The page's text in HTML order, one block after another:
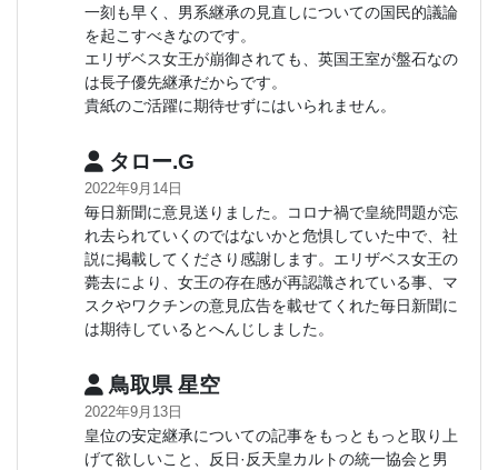
一刻も早く、男系継承の見直しについての国民的議論
を起こすべきなのです。
エリザベス女王が崩御されても、英国王室が盤石なの
は長子優先継承だからです。
貴紙のご活躍に期待せずにはいられません。
タロー.G
2022年9月14日
毎日新聞に意見送りました。コロナ禍で皇統問題が忘
れ去られていくのではないかと危惧していた中で、社
説に掲載してくださり感謝します。エリザベス女王の
薨去により、女王の存在感が再認識されている事、マ
スクやワクチンの意見広告を載せてくれた毎日新聞に
は期待しているとへんじしました。
鳥取県 星空
2022年9月13日
皇位の安定継承についての記事をもっともっと取り上
げて欲しいこと、反日·反天皇カルトの統一協会と男